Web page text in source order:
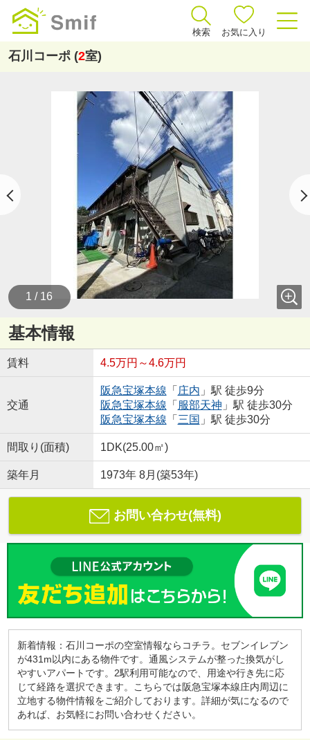
検索 お気に入り
石川コーポ (2室)
1 / 16
基本情報
賃料 4.5万円～4.6万円
交通
阪急宝塚本線 「 庄内 」駅 徒歩9分
阪急宝塚本線 「 服部天神 」駅 徒歩30分
阪急宝塚本線 「 三国 」駅 徒歩30分
間取り(面積) 1DK(25.00㎡)
築年月 1973年 8月(築53年)
お問い合わせ(無料)
新着情報：石川コーポの空室情報ならコチラ。セブンイレブン
が431m以内にある物件です。通風システムが整った換気がし
やすいアパートです。2駅利用可能なので、用途や行き先に応
じて経路を選択できます。こちらでは阪急宝塚本線庄内周辺に
立地する物件情報をご紹介しております。詳細が気になるので
あれば、お気軽にお問い合わせください。